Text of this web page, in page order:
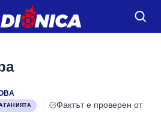
Фактът е проверен от